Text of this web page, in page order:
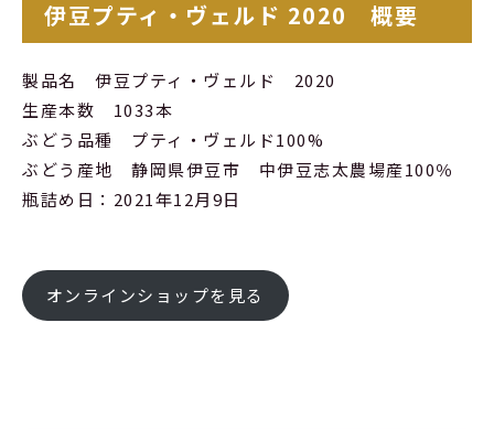
伊豆プティ・ヴェルド 2020 概要
製品名 伊豆プティ・ヴェルド 2020
生産本数 1033本
ぶどう品種 プティ・ヴェルド100%
ぶどう産地 静岡県伊豆市 中伊豆志太農場産100％
瓶詰め日：2021年12月9日
オンラインショップを見る